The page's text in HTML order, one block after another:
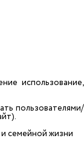
использование,
пользователями/
семейной жизни